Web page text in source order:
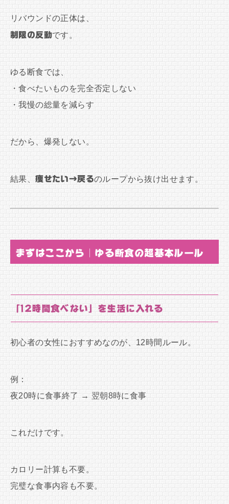
リバウンドの正体は、
制限の反動です。
ゆる断食では、
・食べたいものを完全否定しない
・我慢の総量を減らす
だから、爆発しない。
結果、痩せたい→戻るのループから抜け出せます。
まずはここから｜ゆる断食の超基本ルール
「12時間食べない」を生活に入れる
初心者の女性におすすめなのが、12時間ルール。
例：
夜20時に食事終了 → 翌朝8時に食事
これだけです。
カロリー計算も不要。
完璧な食事内容も不要。